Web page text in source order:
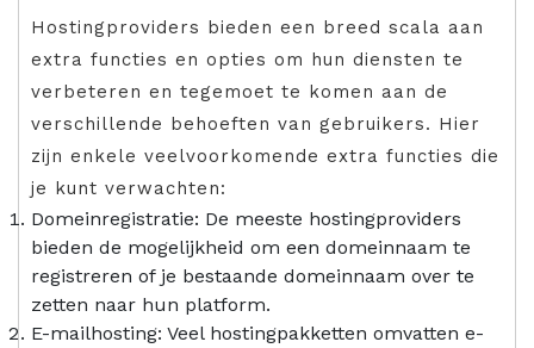
Hostingproviders bieden een breed scala aan
extra functies en opties om hun diensten te
verbeteren en tegemoet te komen aan de
verschillende behoeften van gebruikers. Hier
zijn enkele veelvoorkomende extra functies die
je kunt verwachten:
Domeinregistratie: De meeste hostingproviders
bieden de mogelijkheid om een domeinnaam te
registreren of je bestaande domeinnaam over te
zetten naar hun platform.
E-mailhosting: Veel hostingpakketten omvatten e-